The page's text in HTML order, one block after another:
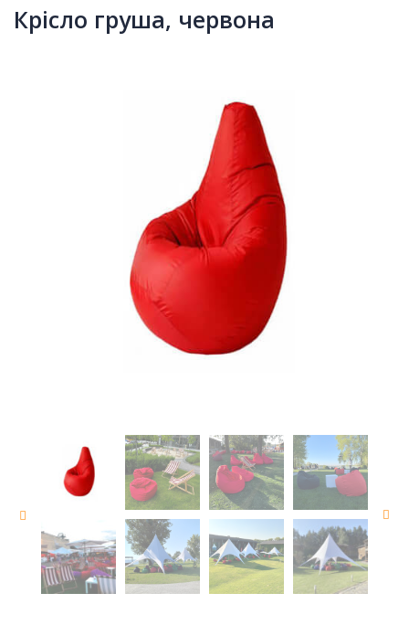
Крісло груша, червона